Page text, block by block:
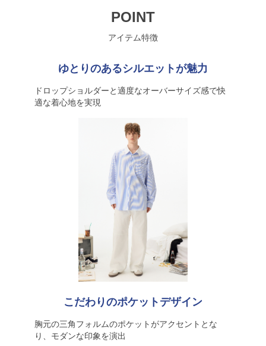
POINT
アイテム特徴
ゆとりのあるシルエットが魅力
ドロップショルダーと適度なオーバーサイズ感で快
適な着心地を実現
こだわりのポケットデザイン
胸元の三角フォルムのポケットがアクセントとな
り、モダンな印象を演出